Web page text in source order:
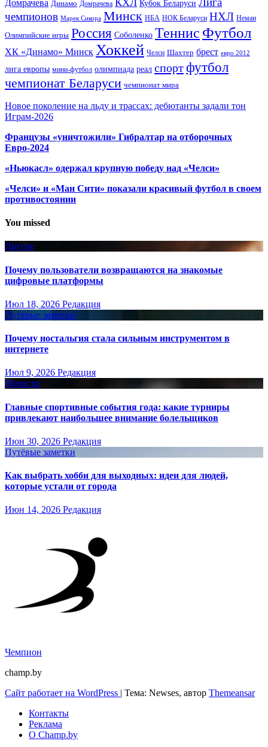
Домрачева Динамо Домрачева Кубок Беларуси
чемпионов Марек Сикора Минск НБА НОК Беларуси НХЛ Неман
Олимпийские игры Россия Соболенко Теннис Футбол
ХК «Динамо» Минск Хоккей Челси Шахтер брест евро 2012
лига европы мини-футбол олимпиада реал спортфутбол
чемпионат Беларуси чемпионат мира
Новое поколение на льду и трассах: дебютанты задали тон
Играм-2026
Французы «уничтожили» Гибралтар на отборочных
Евро-2024
«Ньюкасл» одержал крупную победу над «Челси»
«Челси» и «Ман Сити» показали красивый футбол в своем
противостоянии
You missed
Другое
Почему пользователи возвращаются на знакомые
цифровые платформы
Июл 18, 2026 Редакция
Путёвые заметки
Почему ностальгия стала сильным инструментом в
интернете
Июл 9, 2026 Редакция
Новости
Главные спортивные события года: какие турниры
привлекают наибольшее внимание болельщиков
Июн 30, 2026 Редакция
Путёвые заметки
Как выбрать хобби для выходных: идеи для людей,
которые устали от города
Июн 14, 2026 Редакция
Чемпион
champ.by
Сайт работает на WordPress | Тема: Newses, автор Themeansar
Контакты
Реклама
О Champ.by